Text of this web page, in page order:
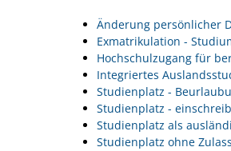
Änderung persönlicher
Exmatrikulation -
Hochschulzugang für
Integriertes
Studienplatz -
Studienplatz -
Studienplatz als
Studienplatz ohne